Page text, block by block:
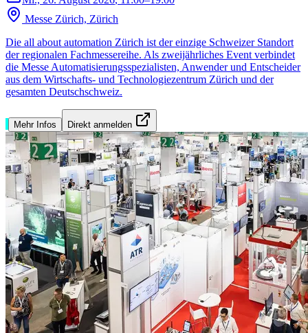
Messe Zürich, Zürich
Die all about automation Zürich ist der einzige Schweizer Standort
der regionalen Fachmessereihe. Als zweijährliches Event verbindet
die Messe Automatisierungsspezialisten, Anwender und Entscheider
aus dem Wirtschafts- und Technologiezentrum Zürich und der
gesamten Deutschschweiz.
Mehr Infos Direkt anmelden